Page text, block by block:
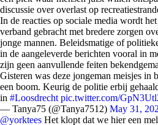
discussie over overlast op
In de reacties op sociale media wordt
verband gebracht met bredere zorgen
jonge mannen. Beleidsmatige of
in de aangeleverde berichten vooral in
zijn geen aanvullende feiten
Gisteren was deze jongeman meisjes
een boom. Keurig de politie erbij
in #Loosdrecht pic.twitter.com/
— Tanya75 (@Tanya7512) May 31,
@yorktees Het klopt dat we hier een